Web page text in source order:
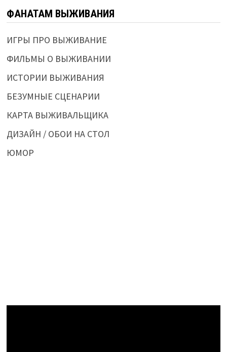
ФАНАТАМ ВЫЖИВАНИЯ
ИГРЫ ПРО ВЫЖИВАНИЕ
ФИЛЬМЫ О ВЫЖИВАНИИ
ИСТОРИИ ВЫЖИВАНИЯ
БЕЗУМНЫЕ СЦЕНАРИИ
КАРТА ВЫЖИВАЛЬЩИКА
ДИЗАЙН / ОБОИ НА СТОЛ
ЮМОР